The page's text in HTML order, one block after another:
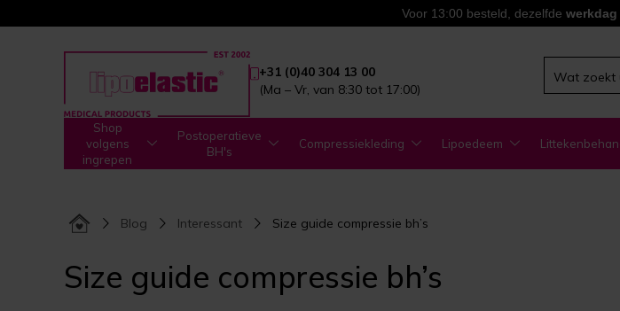
Voor 13:00 besteld, dezelfde werkdag
+31 (0)40 304 13 00
(Ma – Vr, van 8:30 tot 17:00)
Shop
volgens
ingrepen
Postoperatieve
BH's
Compressiekleding Lipoedeem
Blog Interessant Size guide compressie bh’s
Size guide compressie bh’s